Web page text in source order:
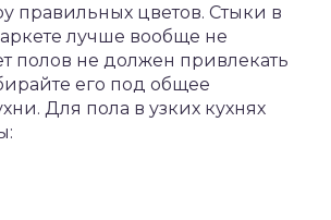
правильных цветов. Стыки в
лучше вообще не
полов не должен привлекать
его под общее
Для пола в узких кухнях